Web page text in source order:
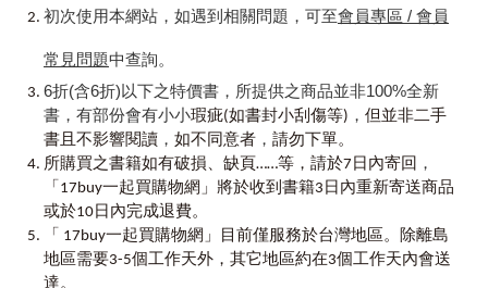
加深印象！
中文單字，再聯想自己學過或沒學過的英文單字，學英文單
｜一但換你開口說就會大腦當機，是因為不熟悉、不理解
利用「情境」！
A｜30歲，好動聽：從開口斷斷續續，也能進步到把英文會
話說完順順利利！
英文會話的公式是「問題＋答案」！替你將每單元情境的元
素列舉成問題，利用問題去思考答案，進行「引導式會
話」，搭配會話的情境設計與前面學過的單字，對話自然而
然就出口成章！
UNIT 02 At the doctor’s 看醫生
UNIT 04 Go to the pharmacy 去藥局
Chapter 7 Daily Situation生活情境
UNIT 01 Go to a bank 去銀行
UNIT 02 Going to the post office 去郵局
UNIT 03 Going to the movie theater 去電影院
UNIT 04 Customer service 客服
Chapter 8 Traveling旅遊
UNIT 01 Airport check-in 機場報到
UNIT 02 Boarding 登機
Raymond Tsai 2022.09
初次使用本網站，如遇到相關問題，可至會員專區 / 會員
常見問題中查詢。
6折(含6折)以下之特價書，所提供之商品並非100%全新
書，有部份會有小小瑕疵(如書封小刮傷等) ， 但並非二手
書且不影響閱讀 ， 如不同意者 ， 請勿下單。
所購買之書籍如有破損、缺頁……等，請於7日內寄回 ，
「17buy一起買購物網」將於收到書籍3日內重新寄送商品
或於10日內完成退費。
「 17buy一起買購物網」目前僅服務於台灣地區。除離島
地區需要3-5個工作天外，其它地區約在3個工作天內會送
達。